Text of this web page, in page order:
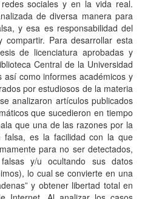
sociales y en la vida real.
de diversa manera para
y esa es responsabilidad del
Para desarrollar esta
de licenciatura aprobadas y
Central de la Universidad
así como informes académicos y
por estudiosos de la materia
analizaron artículos publicados
que sucedieron en tiempo
que una de las razones por la
falsa, es la facilidad con la que
para no ser detectados,
y/u ocultando sus datos
lo cual se convierte en una
y obtener libertad total en